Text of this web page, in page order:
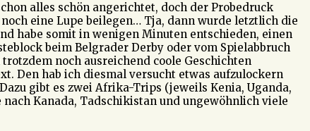
alles schön angerichtet, doch der Probedruck
eine Lupe beilegen… Tja, dann wurde letztlich die
habe somit in wenigen Minuten entschieden, einen
beim Belgrader Derby oder vom Spielabbruch
noch ausreichend coole Geschichten
Den hab ich diesmal versucht etwas aufzulockern
gibt es zwei Afrika-Trips (jeweils Kenia, Uganda,
Kanada, Tadschikistan und ungewöhnlich viele